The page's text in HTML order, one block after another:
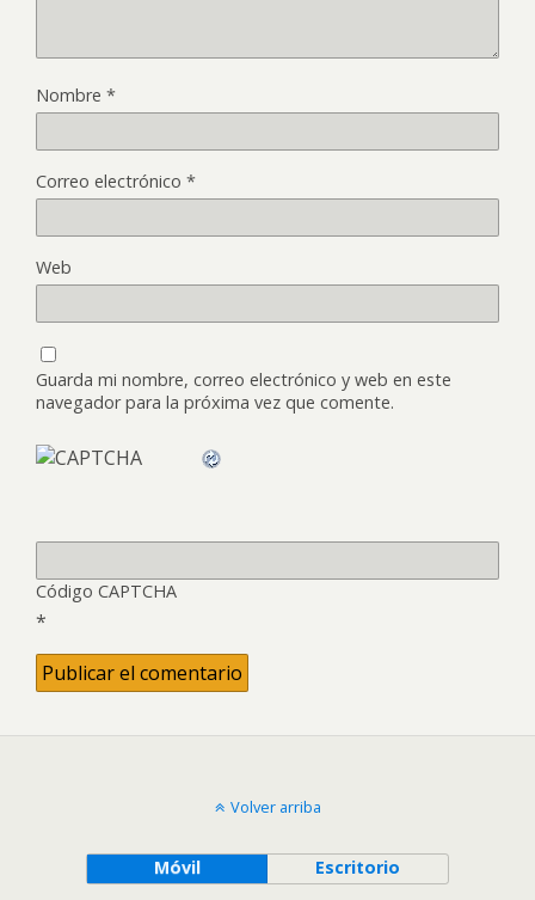
Nombre *
Correo electrónico *
Web
Guarda mi nombre, correo electrónico y web en este
navegador para la próxima vez que comente.
Código CAPTCHA
*
Volver arriba
Móvil Escritorio